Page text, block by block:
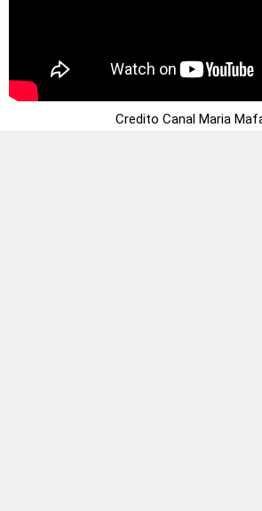
Credito Canal Maria